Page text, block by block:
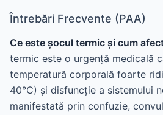
Întrebări Frecvente (PAA)
Ce este șocul termic și cum
termic este o urgență medicală
temperatură corporală foarte
40°C) și disfuncție a sistemului
manifestată prin confuzie,